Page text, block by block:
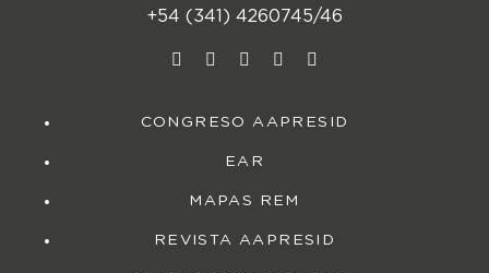
+54 (341) 4260745/46
CONGRESO AAPRESID
EAR
MAPAS REM
REVISTA AAPRESID